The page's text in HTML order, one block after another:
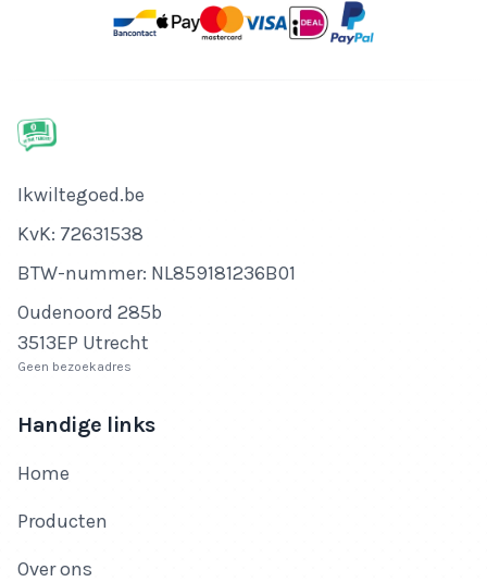
Bedrijfsnaam
Ikwiltegoed.be
KvK-nummer
KvK: 72631538
Btw-nummer
BTW-nummer: NL859181236B01
Adres
Oudenoord 285b
3513EP Utrecht
Geen bezoekadres
Handige links
Home
Producten
Over ons